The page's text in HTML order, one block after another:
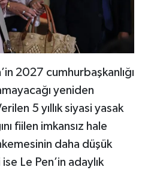
2027 cumhurbaşkanlığı
yeniden
5 yıllık siyasi yasak
fiilen imkansız hale
daha düşük
Le Pen’in adaylık